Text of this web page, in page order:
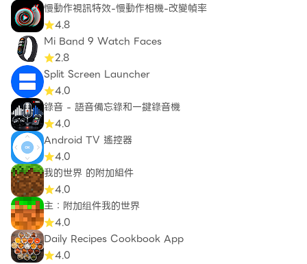
慢動作視訊特效-慢動作相機-改變幀率
4.8
Mi Band 9 Watch Faces
2.8
Split Screen Launcher
4.0
錄音 - 語音備忘錄和一鍵錄音機
4.0
Android TV 遙控器
4.0
我的世界 的附加組件
4.0
主：附加组件我的世界
4.0
Daily Recipes Cookbook App
4.0